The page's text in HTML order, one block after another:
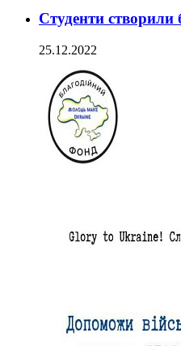
Студенти
25.12.2022